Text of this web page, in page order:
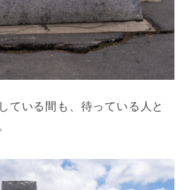
ている間も、待っている人と